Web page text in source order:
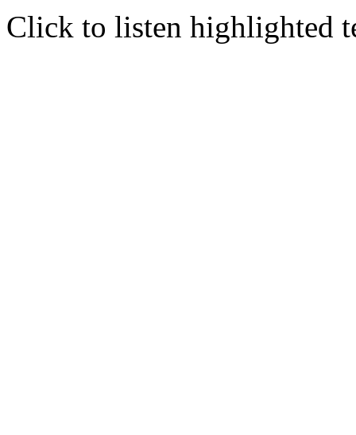
Click to listen highlighted